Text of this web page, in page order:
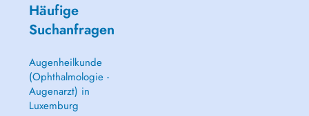
Häufige
Suchanfragen
Augenheilkunde
(Ophthalmologie -
Augenarzt) in
Luxemburg